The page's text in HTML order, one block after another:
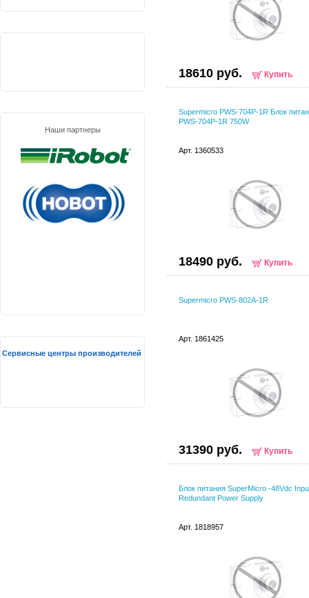
18610 руб. Купить
Supermicro PWS-704P-1R Блок
PWS-704P-1R 750W
Арт. 1360533
18490 руб. Купить
Supermicro PWS-802A-1R
Арт. 1861425
31390 руб. Купить
Блок питания SuperMicro -48Vdc
Redundant Power Supply
Арт. 1818957
Наши партнеры
Сервисные центры производителей